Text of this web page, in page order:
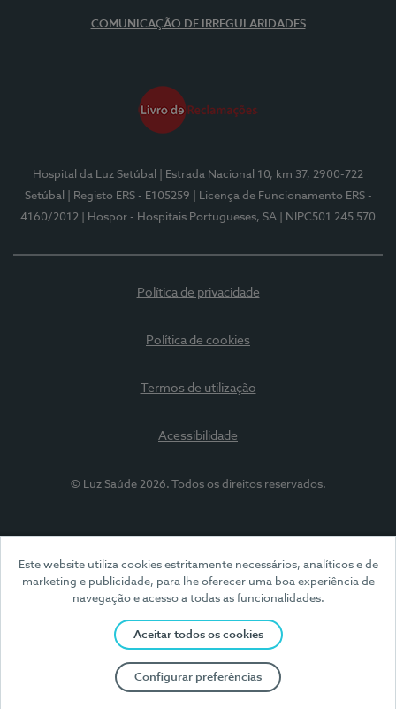
Este website utiliza cookies estritamente necessários, analíticos e de
marketing e publicidade, para lhe oferecer uma boa experiência de
navegação e acesso a todas as funcionalidades.
Aceitar todos os cookies
Configurar preferências
COMUNICAÇÃO DE IRREGULARIDADES
Hospital da Luz Setúbal
| Estrada Nacional 10, km 37, 2900-722
Setúbal
| Registo ERS - E105259
| Licença de Funcionamento ERS -
4160/2012
| Hospor - Hospitais Portugueses, SA | NIPC501 245 570
Política de privacidade
Política de cookies
Termos de utilização
Acessibilidade
© Luz Saúde 2026. Todos os direitos reservados.